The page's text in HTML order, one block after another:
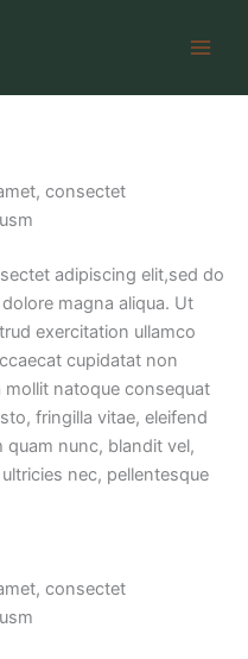
consectet
adipiscing elit,sed do
magna aliqua. Ut
exercitation ullamco
cupidatat non
natoque consequat
fringilla vitae, eleifend
quam nunc, blandit vel,
nec, pellentesque
consectet